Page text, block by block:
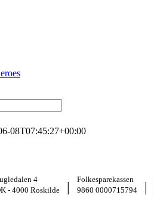
08T07:45:27+00:00
4
- 4000 Roskilde
|
Folkesparekassen
9860 0000715794
|